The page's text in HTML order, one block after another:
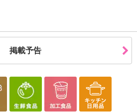
掲載予告